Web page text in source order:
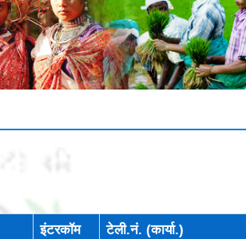
इंटरकॉम टेली.नं. (कार्या.)